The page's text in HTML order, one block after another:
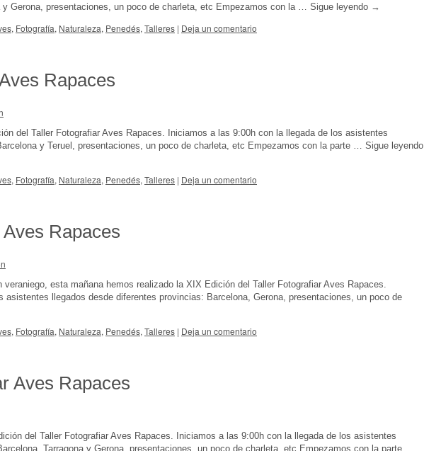
Gerona, presentaciones, un poco de charleta, etc Empezamos con la … Sigue leyendo →
, Fotografía, Naturaleza, Penedés, Talleres | Deja un comentario
Rapaces
del Taller Fotografiar Aves Rapaces. Iniciamos a las 9:00h con la llegada de los asistentes
y Teruel, presentaciones, un poco de charleta, etc Empezamos con la parte … Sigue leyendo
, Fotografía, Naturaleza, Penedés, Talleres | Deja un comentario
Rapaces
esta mañana hemos realizado la XIX Edición del Taller Fotografiar Aves Rapaces.
asistentes llegados desde diferentes provincias: Barcelona, Gerona, presentaciones, un poco de
, Fotografía, Naturaleza, Penedés, Talleres | Deja un comentario
Aves Rapaces
del Taller Fotografiar Aves Rapaces. Iniciamos a las 9:00h con la llegada de los asistentes
Tarragona y Gerona, presentaciones, un poco de charleta, etc Empezamos con la parte …